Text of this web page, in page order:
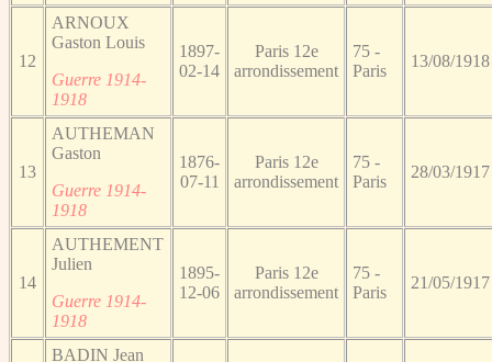
12
ARNOUX
Gaston Louis
Guerre 1914-
1918
1897-
02-14
Paris 12e
arrondissement
75 -
Paris
13/08/1918
13
AUTHEMAN
Gaston
Guerre 1914-
1918
1876-
07-11
Paris 12e
arrondissement
75 -
Paris
28/03/1917
14
AUTHEMENT
Julien
Guerre 1914-
1918
1895-
12-06
Paris 12e
arrondissement
75 -
Paris
21/05/1917
BADIN Jean